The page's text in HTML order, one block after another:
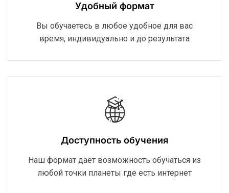
Удобный формат
Вы обучаетесь в любое удобное для вас
время, индивидуально и до результата
Доступность обучения
Наш формат даёт возможность обучаться из
любой точки планеты где есть интернет